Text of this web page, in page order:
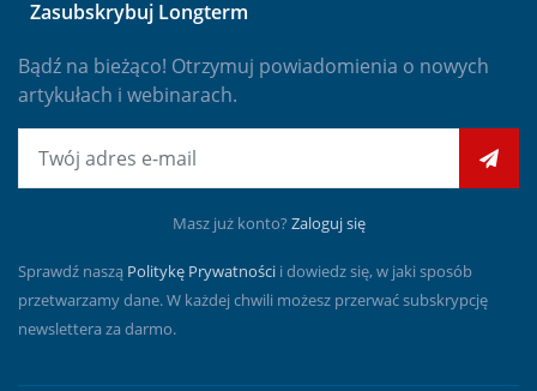
Zasubskrybuj Longterm
Bądź na bieżąco! Otrzymuj powiadomienia o nowych
artykułach i webinarach.
Masz już konto? Zaloguj się
Sprawdź naszą Politykę Prywatności i dowiedz się, w jaki sposób
przetwarzamy dane. W każdej chwili możesz przerwać subskrypcję
newslettera za darmo.